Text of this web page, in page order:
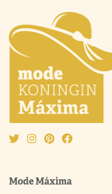
Mode Máxima